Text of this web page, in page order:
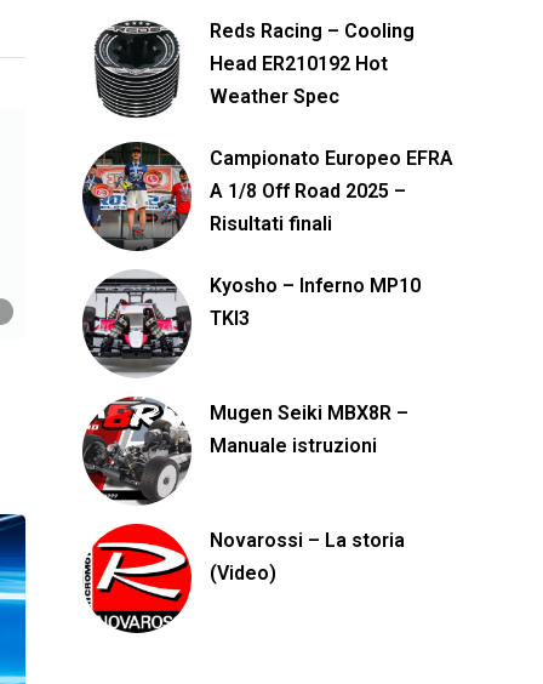
Reds Racing – Cooling
Head ER210192 Hot
Weather Spec
Campionato Europeo EFRA
A 1/8 Off Road 2025 –
Risultati finali
Kyosho – Inferno MP10
TKI3
Mugen Seiki MBX8R –
Manuale istruzioni
Novarossi – La storia
(Video)